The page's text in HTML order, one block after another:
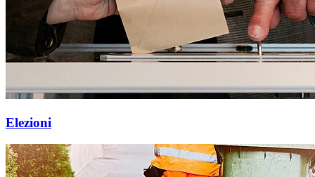
Elezioni